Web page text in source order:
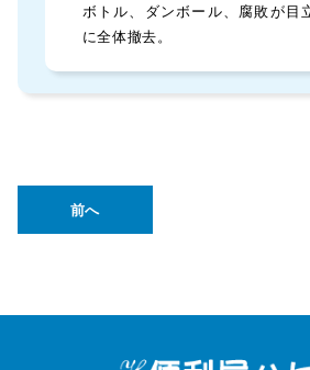
ボトル、ダンボール、腐敗が目
に全体撤去。
前へ